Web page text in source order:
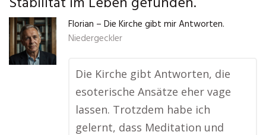
Florian – Die Kirche gibt mir Antworten.
Niedergeckler
Die Kirche gibt Antworten, die
esoterische Ansätze eher vage
lassen. Trotzdem habe ich
gelernt, dass Meditation und